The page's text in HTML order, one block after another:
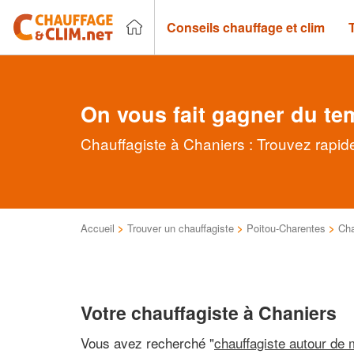
Conseils chauffage et clim
On vous fait gagner du
Chauffagiste à Chaniers : Trouvez
Accueil > Trouver un chauffagiste > Poitou-Charentes >
Votre chauffagiste à Chaniers
Vous avez recherché "chauffagiste autour de